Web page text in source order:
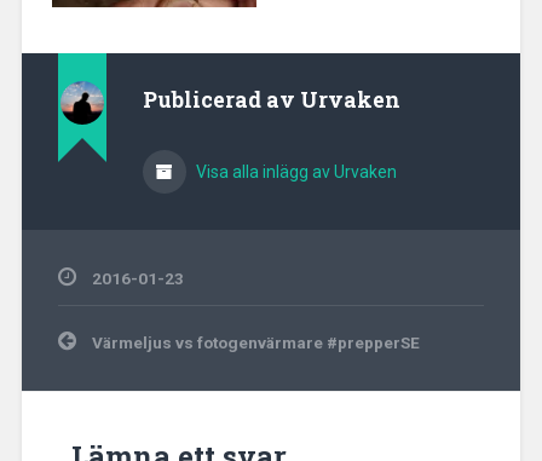
Publicerad av Urvaken
Visa alla inlägg av Urvaken
2016-01-23
Inläggsnavigering
Värmeljus vs fotogenvärmare #prepperSE